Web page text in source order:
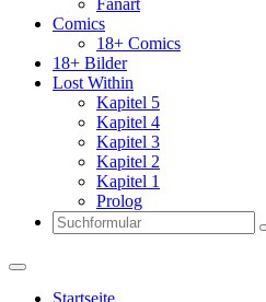
Fanart
Comics
18+ Comics
18+ Bilder
Lost Within
Kapitel 5
Kapitel 4
Kapitel 3
Kapitel 2
Kapitel 1
Prolog
Startseite